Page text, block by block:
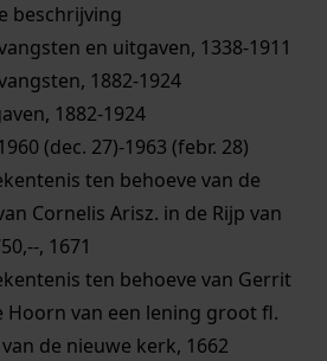
beschrijving
en uitgaven, 1338-1911
1882-1924
1882-1924
(dec. 27)-1963 (febr. 28)
ten behoeve van de
Cornelis Arisz. in de Rijp van
, 1671
ten behoeve van Gerrit
Hoorn van een lening groot fl.
de nieuwe kerk, 1662